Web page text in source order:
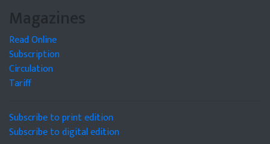
Magazines
Read Online
Subscription
Circulation
Tariff
Subscribe to print edition
Subscribe to digital edition